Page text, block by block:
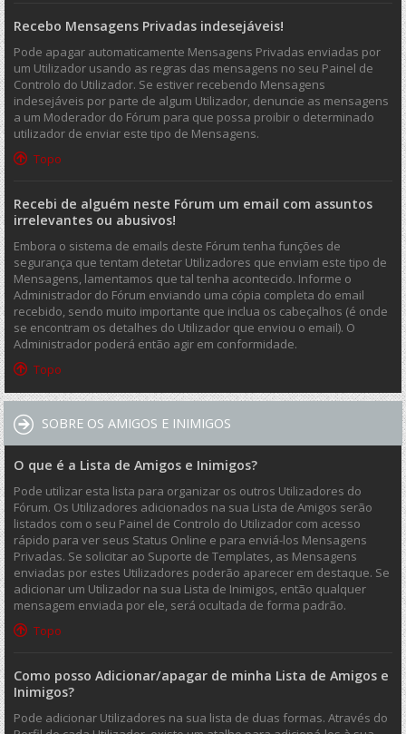
Recebo Mensagens Privadas indesejáveis!
Pode apagar automaticamente Mensagens Privadas enviadas por
um Utilizador usando as regras das mensagens no seu Painel de
Controlo do Utilizador. Se estiver recebendo Mensagens
indesejáveis por parte de algum Utilizador, denuncie as mensagens
a um Moderador do Fórum para que possa proibir o determinado
utilizador de enviar este tipo de Mensagens.
Topo
Recebi de alguém neste Fórum um email com assuntos
irrelevantes ou abusivos!
Embora o sistema de emails deste Fórum tenha funções de
segurança que tentam detetar Utilizadores que enviam este tipo de
Mensagens, lamentamos que tal tenha acontecido. Informe o
Administrador do Fórum enviando uma cópia completa do email
recebido, sendo muito importante que inclua os cabeçalhos (é onde
se encontram os detalhes do Utilizador que enviou o email). O
Administrador poderá então agir em conformidade.
Topo
SOBRE OS AMIGOS E INIMIGOS
O que é a Lista de Amigos e Inimigos?
Pode utilizar esta lista para organizar os outros Utilizadores do
Fórum. Os Utilizadores adicionados na sua Lista de Amigos serão
listados com o seu Painel de Controlo do Utilizador com acesso
rápido para ver seus Status Online e para enviá-los Mensagens
Privadas. Se solicitar ao Suporte de Templates, as Mensagens
enviadas por estes Utilizadores poderão aparecer em destaque. Se
adicionar um Utilizador na sua Lista de Inimigos, então qualquer
mensagem enviada por ele, será ocultada de forma padrão.
Topo
Como posso Adicionar/apagar de minha Lista de Amigos e
Inimigos?
Pode adicionar Utilizadores na sua lista de duas formas. Através do